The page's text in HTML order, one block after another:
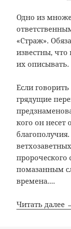
Одно из
«Страж».
известны,
их описывать.
Если
грядущие
кого он несет
помазанным
времена....
Читать далее